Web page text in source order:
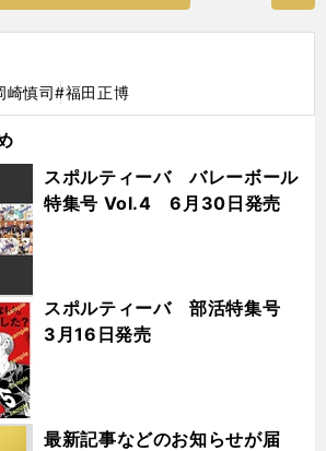
崎慎司#福田正博
スポルティーバ バレーボール
特集号 Vol.4 6月30日発売
スポルティーバ 部活特集号
3月16日発売
最新記事などのお知らせが届